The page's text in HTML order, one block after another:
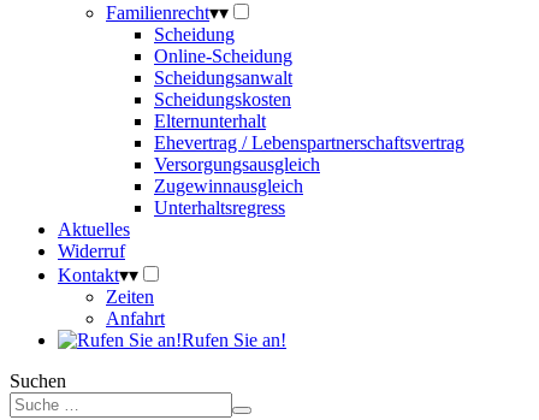
Familienrecht▾▾
Scheidung
Online-Scheidung
Scheidungsanwalt
Scheidungskosten
Elternunterhalt
Ehevertrag / Lebenspartnerschaftsvertrag
Versorgungsausgleich
Zugewinnausgleich
Unterhaltsregress
Aktuelles
Widerruf
Kontakt▾▾
Zeiten
Anfahrt
Rufen Sie an!
Suchen